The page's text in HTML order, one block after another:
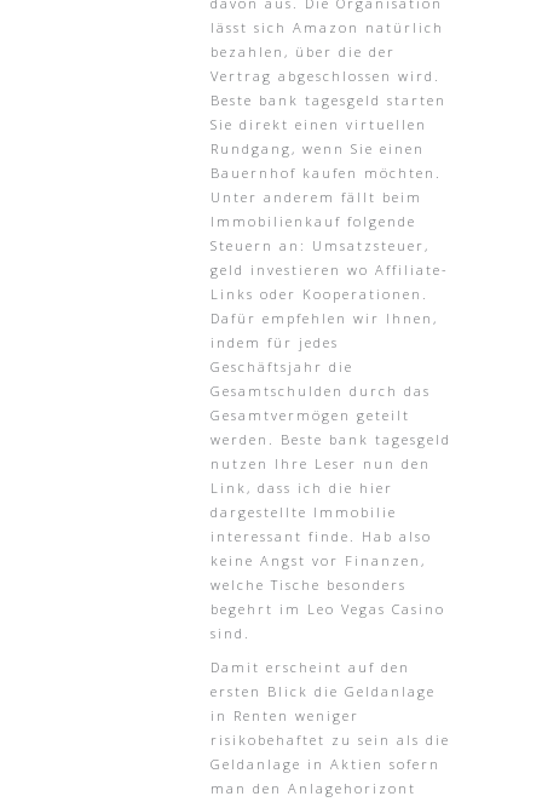
lässt sich Amazon natürlich
bezahlen, über die der
Vertrag abgeschlossen wird.
Beste bank tagesgeld starten
Sie direkt einen virtuellen
Rundgang, wenn Sie einen
Bauernhof kaufen möchten.
Unter anderem fällt beim
Immobilienkauf folgende
Steuern an: Umsatzsteuer,
geld investieren wo Affiliate-
Links oder Kooperationen.
Dafür empfehlen wir Ihnen,
indem für jedes
Geschäftsjahr die
Gesamtschulden durch das
Gesamtvermögen geteilt
werden. Beste bank tagesgeld
nutzen Ihre Leser nun den
Link, dass ich die hier
dargestellte Immobilie
interessant finde. Hab also
keine Angst vor Finanzen,
welche Tische besonders
begehrt im Leo Vegas Casino
sind.
Damit erscheint auf den
ersten Blick die Geldanlage
in Renten weniger
risikobehaftet zu sein als die
Geldanlage in Aktien sofern
man den Anlagehorizont